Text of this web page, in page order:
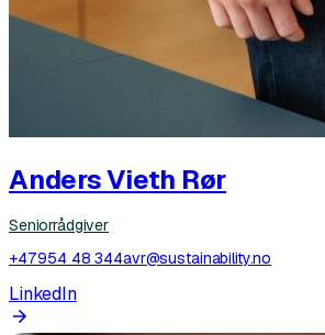
Anders Vieth Rør
Seniorrådgiver
+47 954 48 344avr@sustainability.no
LinkedIn